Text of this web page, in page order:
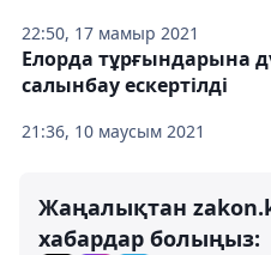
22:50, 17 мамыр 2021
21:36, 10 маусым 2021
Елорда тұрғындарына
салынбау ескертілді
Жаңалықтан
хабардар болыңыз: